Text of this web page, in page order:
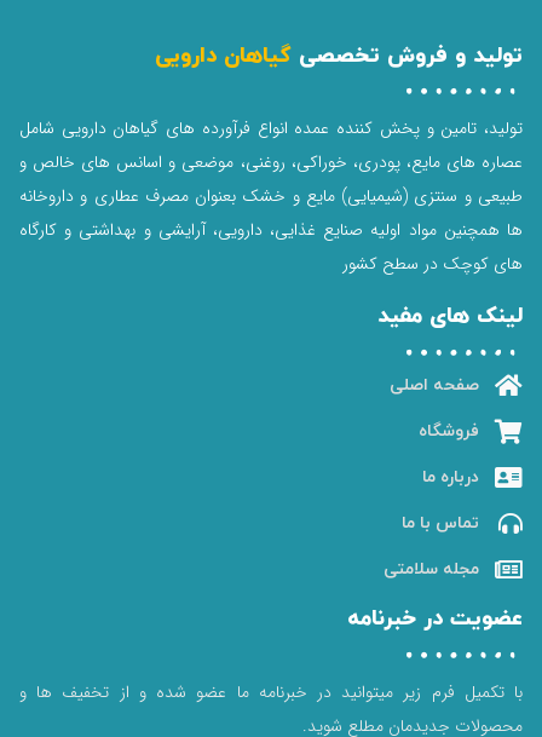
تولید و فروش تخصصی گیاهان دارویی
تولید، تامین و پخش کننده عمده انواع فرآورده های گیاهان دارویی شامل
عصاره های مایع، پودری، خوراکی، روغنی، موضعی و اسانس های خالص و
طبیعی و سنتزی (شیمیایی) مایع و خشک بعنوان مصرف عطاری و داروخانه
ها همچنین مواد اولیه صنایع غذایی، دارویی، آرایشی و بهداشتی و کارگاه
های کوچک در سطح کشور
لینک های مفید
صفحه اصلی
فروشگاه
درباره ما
تماس با ما
مجله سلامتی
عضویت در خبرنامه
با تکمیل فرم زیر میتوانید در خبرنامه ما عضو شده و از تخفیف ها و
محصولات جدیدمان مطلع شوید.